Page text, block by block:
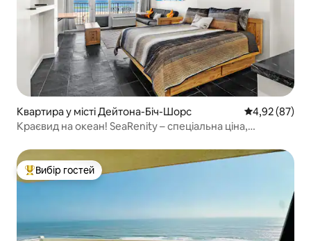
Квартира у місті Дейтона-Біч-Шорс Середня
4,92 (87)
Краєвид на океан! SeaRenity – спеціальна ціна,
Топ вибір гостей
Вибір гостей